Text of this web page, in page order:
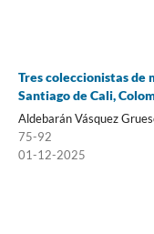
Tres coleccionistas de
Santiago de Cali,
Aldebarán Vásquez
75-92
01-12-2025